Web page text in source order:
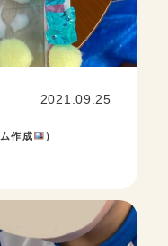
2021.09.25
作成 ）